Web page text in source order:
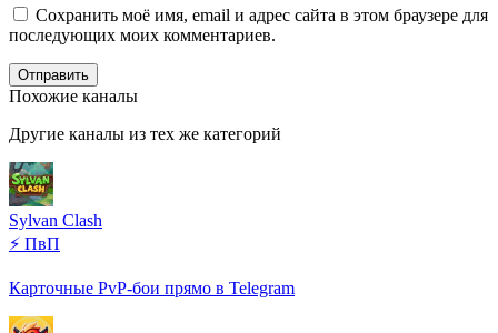
Сохранить моё имя, email и адрес сайта в этом браузере для
последующих моих комментариев.
Отправить
Похожие каналы
Другие каналы из тех же категорий
Sylvan Clash
⚡ ПвП
Карточные PvP-бои прямо в Telegram